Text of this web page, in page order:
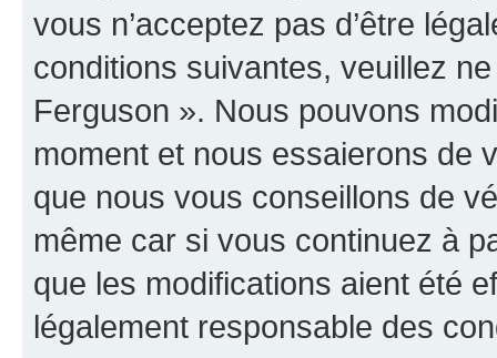
vous n’acceptez pas d’être
conditions suivantes, veuillez
Ferguson ». Nous pouvons
moment et nous essaierons de
que nous vous conseillons de
même car si vous continuez à
que les modifications aient été
légalement responsable des